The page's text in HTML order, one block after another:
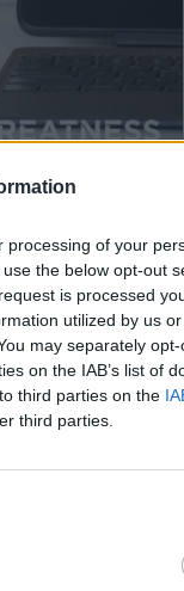
processing of your
the below opt-out
is processed
utilized by us
may separately
on the IAB’s list of
third parties on the
third parties.
AL MWC 2023
4G alimentati
display e a
potranno godere
da 6,6 pollici.
alla connettività 5G
funzionalità